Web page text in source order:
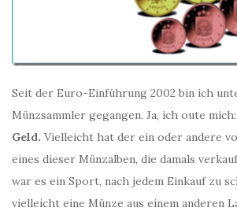
Seit der Euro-Einführung 2002 bin ich
Münzsammler gegangen. Ja, ich oute mich:
Geld. Vielleicht hat der ein oder andere
eines dieser Münzalben, die damals
war es ein Sport, nach jedem Einkauf zu
vielleicht eine Münze aus einem anderen